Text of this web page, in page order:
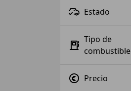
Estado
Tipo de
combustible
Precio